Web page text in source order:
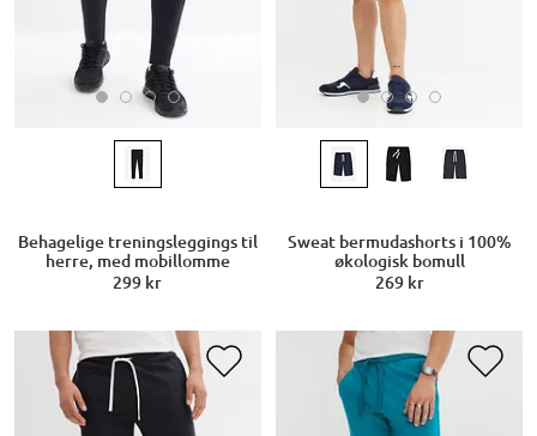
Behagelige treningsleggings til
herre, med mobillomme
299 kr
Sweat bermudashorts i 100%
økologisk bomull
269 kr